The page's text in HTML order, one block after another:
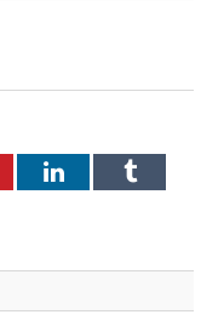
LinkedInTumblr